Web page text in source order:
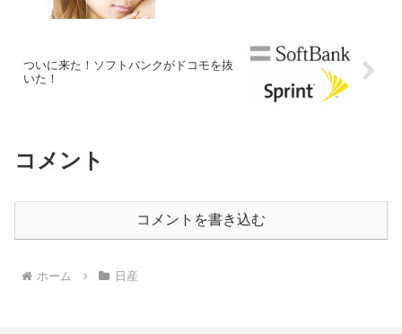
ついに来た！ソフトバンクがドコモを抜
いた！
コメント
コメントを書き込む
ホーム 日産